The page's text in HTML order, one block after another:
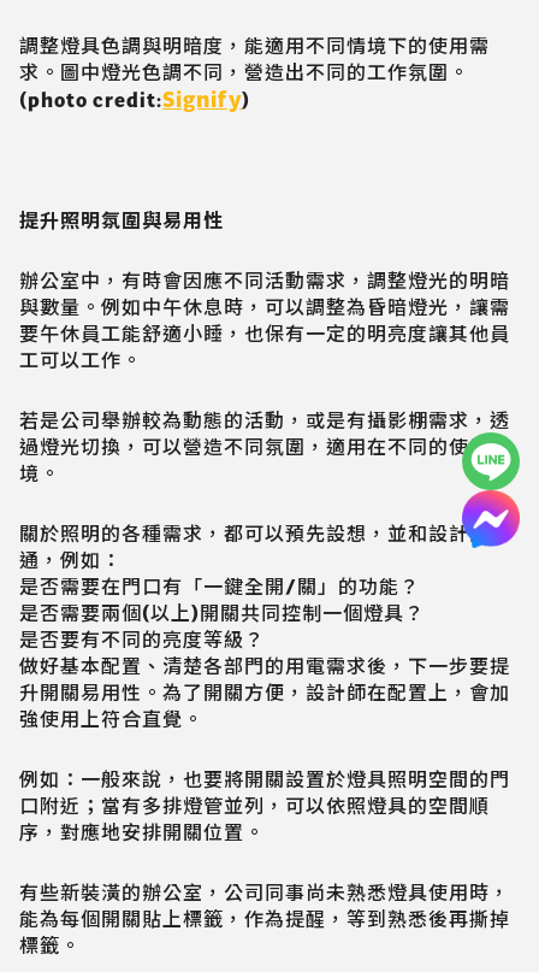
調整燈具色調與明暗度，能適用不同情境下的使用需
求。圖中燈光色調不同，營造出不同的工作氛圍。
(photo credit:Signify)
提升照明氛圍與易用性
辦公室中，有時會因應不同活動需求，調整燈光的明暗
與數量。例如中午休息時，可以調整為昏暗燈光，讓需
要午休員工能舒適小睡，也保有一定的明亮度讓其他員
工可以工作。
若是公司舉辦較為動態的活動，或是有攝影棚需求，透
過燈光切換，可以營造不同氛圍，適用在不同的使用情
境。
關於照明的各種需求，都可以預先設想，並和設計師溝
通，例如：
是否需要在門口有「一鍵全開/關」的功能？
是否需要兩個(以上)開關共同控制一個燈具？
是否要有不同的亮度等級？
做好基本配置、清楚各部門的用電需求後，下一步要提
升開關易用性。為了開關方便，設計師在配置上，會加
強使用上符合直覺。
例如：一般來說，也要將開關設置於燈具照明空間的門
口附近；當有多排燈管並列，可以依照燈具的空間順
序，對應地安排開關位置。
有些新裝潢的辦公室，公司同事尚未熟悉燈具使用時，
能為每個開關貼上標籤，作為提醒，等到熟悉後再撕掉
標籤。